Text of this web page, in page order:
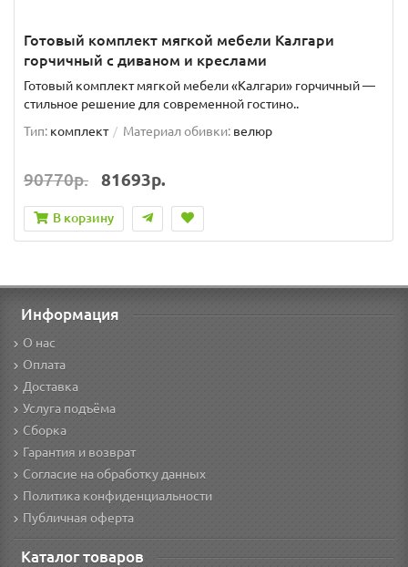
Готовый комплект мягкой мебели Калгари
горчичный с диваном и креслами
Готовый комплект мягкой мебели «Калгари» горчичный —
стильное решение для современной гостино..
Тип: комплект Материал обивки: велюр
90770р. 81693р.
В корзину
Информация
О нас
Оплата
Доставка
Услуга подъёма
Сборка
Гарантия и возврат
Согласие на обработку данных
Политика конфиденциальности
Публичная оферта
Каталог товаров